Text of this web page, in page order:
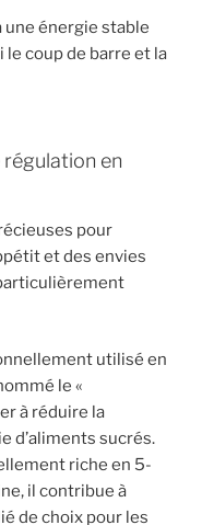
une énergie stable
coup de barre et la
régulation en
pour
et des envies
utilisé en
le «
à réduire la
d’aliments sucrés.
riche en 5-
il contribue à
de choix pour les